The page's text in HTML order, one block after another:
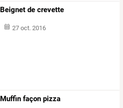
Beignet de crevette
27 oct. 2016
Muffin façon pizza